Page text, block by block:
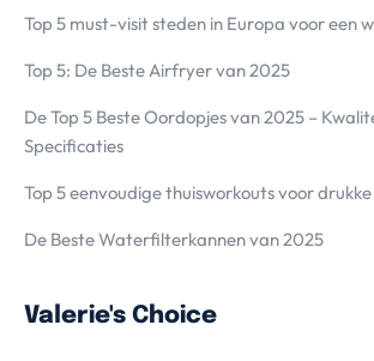
Top 5 must-visit steden in Europa voor een
Top 5: De Beste Airfryer van 2025
De Top 5 Beste Oordopjes van 2025 –
Specificaties
Top 5 eenvoudige thuisworkouts voor
De Beste Waterfilterkannen van 2025
Valerie's Choice